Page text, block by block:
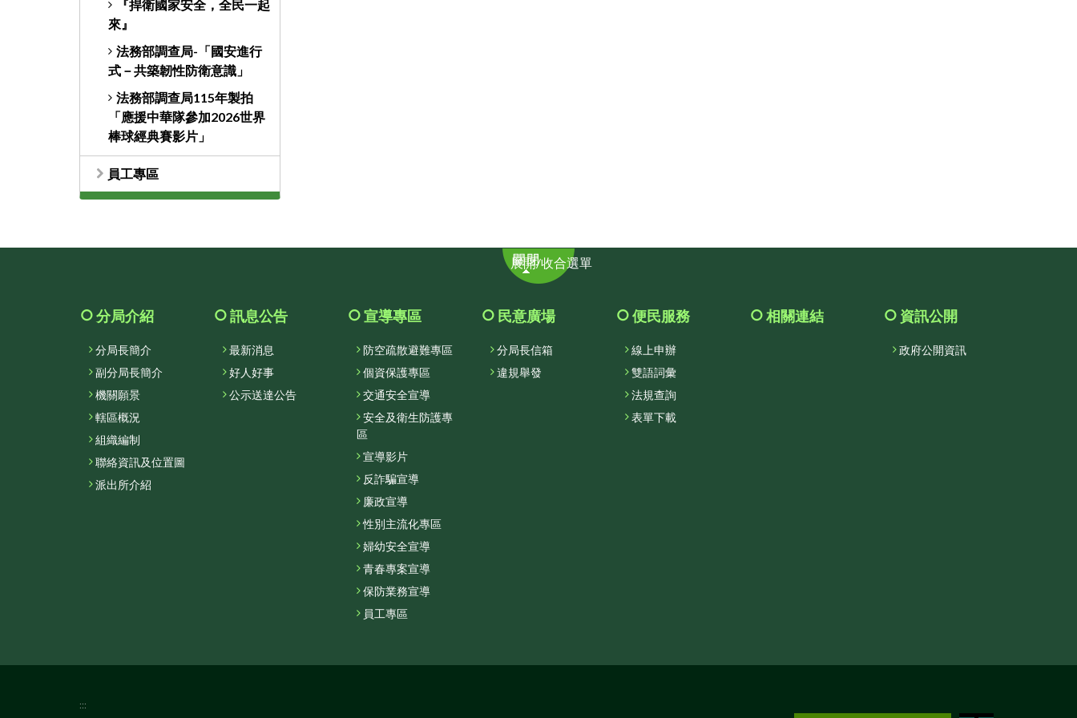
『捍衛國家安全，全民一起
來』
法務部調查局-「國安進行
式－共築韌性防衛意識」
法務部調查局115年製拍
「應援中華隊參加2026世界
棒球經典賽影片」
員工專區
展開/收合選單
分局介紹
分局長簡介
副分局長簡介
機關願景
轄區概況
組織編制
聯絡資訊及位置圖
派出所介紹
訊息公告
最新消息
好人好事
公示送達公告
宣導專區
防空疏散避難專區
個資保護專區
交通安全宣導
安全及衛生防護專
區
宣導影片
反詐騙宣導
廉政宣導
性別主流化專區
婦幼安全宣導
青春專案宣導
保防業務宣導
員工專區
民意廣場
分局長信箱
違規舉發
便民服務
線上申辦
雙語詞彙
法規查詢
表單下載
相關連結 資訊公開
政府公開資訊
:::